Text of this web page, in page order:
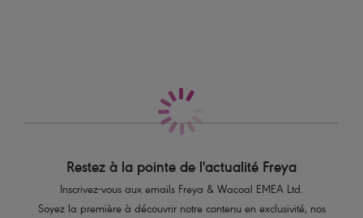
Coutures cachées sur la ceinture pour une finition sans coutures, qui
Restez à la pointe de l'actualité Freya
Inscrivez-vous aux emails Freya & Wacoal EMEA Ltd.
Soyez la première à découvrir notre contenu en exclusivité, nos